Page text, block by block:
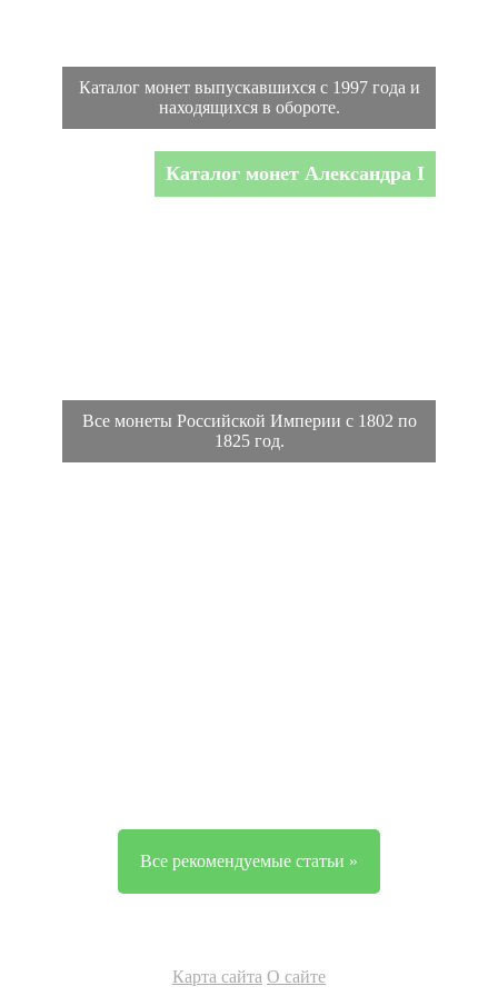
Каталог монет выпускавшихся с 1997 года и
находящихся в обороте.
Каталог монет Александра I
Все монеты Российской Империи с 1802 по
1825 год.
Все рекомендуемые статьи »
Карта сайта О сайте